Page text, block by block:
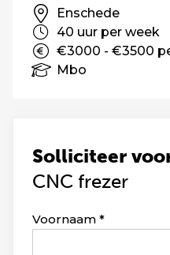
Solliciteer
CNC frezer
Leave
Voornaam
Enschede
40 uur per week
€3000 - €3500
Mbo